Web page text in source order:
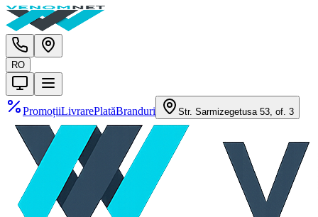
RO
PromoțiiLivrarePlatăBranduri Str. Sarmizegetusa 53, of. 3